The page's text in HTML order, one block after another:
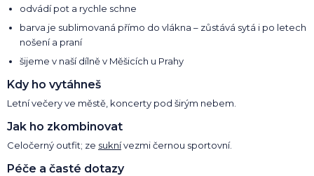
odvádí pot a rychle schne
barva je sublimovaná přímo do vlákna – zůstává sytá i po letech
nošení a praní
šijeme v naší dílně v Měšicích u Prahy
Kdy ho vytáhneš
Letní večery ve městě, koncerty pod širým nebem.
Jak ho zkombinovat
Celočerný outfit; ze suknívezmi černou sportovní.
Péče a časté dotazy